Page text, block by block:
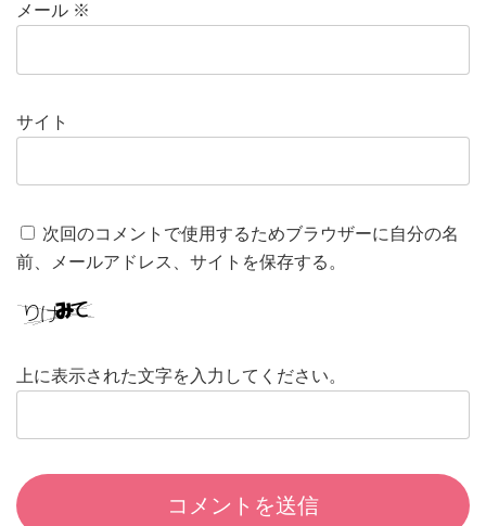
メール ※
サイト
次回のコメントで使用するためブラウザーに自分の名
前、メールアドレス、サイトを保存する。
上に表示された文字を入力してください。